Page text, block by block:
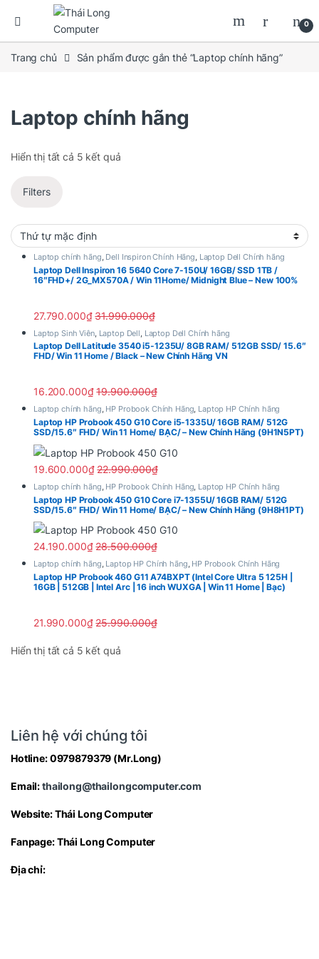
0
Trang chủ Sản phẩm được gắn thẻ “Laptop chính hãng”
Laptop chính hãng
Hiển thị tất cả 5 kết quả
Filters
Laptop chính hãng, Dell Inspiron Chính Hãng, Laptop Dell Chính hãng
Laptop Dell Inspiron 16 5640 Core 7-150U/ 16GB/ SSD 1TB /
16″FHD+/ 2G_MX570A / Win 11Home/ Midnight Blue – New 100%
27.790.000₫ 31.990.000₫
Laptop Sinh Viên, Laptop Dell Laptop Dell Chính hãng
Laptop Dell Latitude 3540 i5-1235U/ 8GB RAM/ 512GB SSD/ 15.6″
FHD/ Win 11 Home / Black – New Chính Hãng VN
16.200.000₫ 19.900.000₫
Laptop chính hãng, HP Probook Chính Hãng, Laptop HP Chính hãng
Laptop HP Probook 450 G10 Core i5-1335U/ 16GB RAM/ 512G
SSD/15.6″ FHD/ Win 11 Home/ BẠC/ – New Chính Hãng (9H1N5PT)
19.600.000₫ 22.990.000₫
Laptop chính hãng, HP Probook Chính Hãng, Laptop HP Chính hãng
Laptop HP Probook 450 G10 Core i7-1355U/ 16GB RAM/ 512G
SSD/15.6″ FHD/ Win 11 Home/ BẠC/ – New Chính Hãng (9H8H1PT)
24.190.000₫ 28.500.000₫
Laptop chính hãng, Laptop HP Chính hãng, HP Probook Chính Hãng
Laptop HP Probook 460 G11 A74BXPT (Intel Core Ultra 5 125H |
16GB | 512GB | Intel Arc | 16 inch WUXGA | Win 11 Home | Bạc)
21.990.000₫ 25.990.000₫
Hiển thị tất cả 5 kết quả
Liên hệ với chúng tôi
Hotline:0979879379 (Mr.Long)
Email:thailong@thailongcomputer.com
Website:Thái Long Computer
Fanpage:Thái Long Computer
Địa chỉ: